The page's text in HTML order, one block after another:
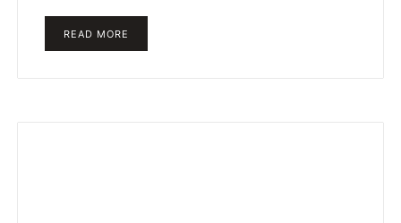
READ MORE